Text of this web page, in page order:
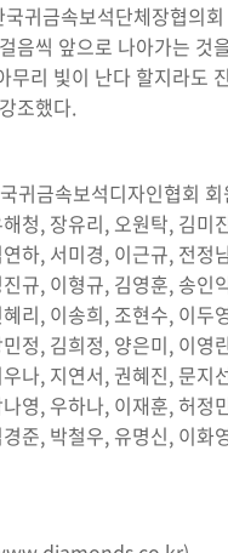
귀금속보석단체장협의
음씩 앞으로 나아가는 것
무리 빛이 난다 할지라도
조했다.
귀금속보석디자인협회
청, 장유리, 오원탁, 김미
하, 서미경, 이근규, 전정
규, 이형규, 김영훈, 송인
리, 이송희, 조현수, 이두
정, 김희정, 양은미, 이영
나, 지연서, 권혜진, 문지
영, 우하나, 이재훈, 허정
준, 박철우, 유명신, 이화